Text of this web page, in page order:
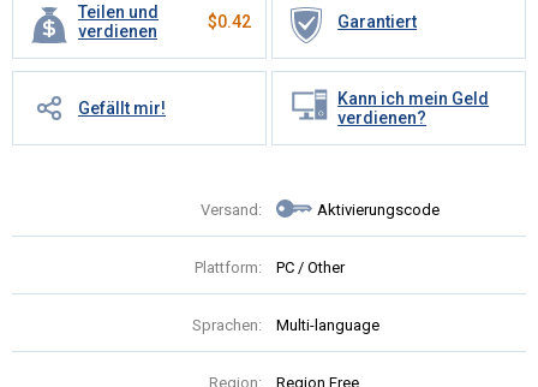
Teilen und
verdienen
$0.42 Garantiert
Gefällt mir!
Kann ich mein Geld
verdienen?
Versand: Aktivierungscode
Plattform: PC / Other
Sprachen: Multi-language
Region: Region Free